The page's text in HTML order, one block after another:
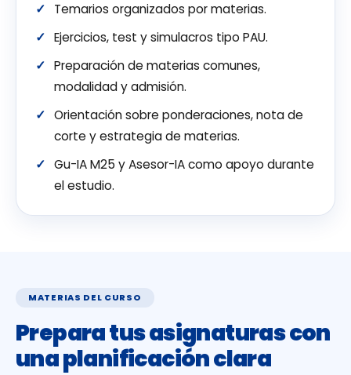
Temarios organizados por materias.
Ejercicios, test y simulacros tipo PAU.
Preparación de materias comunes,
modalidad y admisión.
Orientación sobre ponderaciones, nota de
corte y estrategia de materias.
Gu-IA M25 y Asesor-IA como apoyo durante
el estudio.
MATERIAS DEL CURSO
Prepara tus asignaturas con
una planificación clara